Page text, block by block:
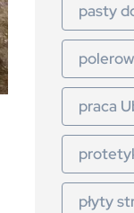
pasty
praca
płyty